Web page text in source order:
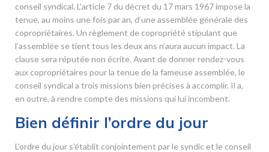
conseil syndical. L’article 7 du décret du 17 mars 1967 impose la
tenue, au moins une fois par an, d’une assemblée générale des
copropriétaires. Un règlement de copropriété stipulant que
l’assemblée se tient tous les deux ans n’aura aucun impact. La
clause sera réputée non écrite. Avant de donner rendez-vous
aux copropriétaires pour la tenue de la fameuse assemblée, le
conseil syndical a trois missions bien précises à accomplir. Il a,
en outre, à rendre compte des missions qui lui incombent.
Bien définir l’ordre du jour
L’ordre du jour s’établit conjointement par le syndic et le conseil